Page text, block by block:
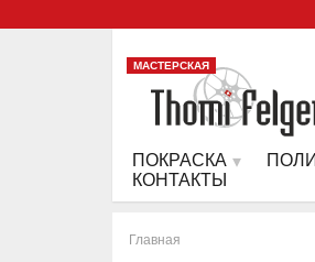
МАСТЕРСКАЯ
ПОКРАСКА
КОНТАКТЫ
Главная